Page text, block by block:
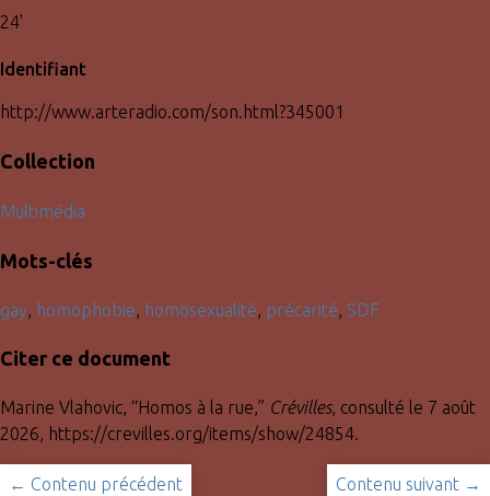
24'
Identifiant
http://www.arteradio.com/son.html?345001
Collection
Multimédia
Mots-clés
gay homophobie homosexualité précarité SDF
Citer ce document
Marine Vlahovic, “Homos à la rue,” Crévilles, consulté le 7 août
2026, https://crevilles.org/items/show/24854.
← Contenu précédent Contenu suivant →